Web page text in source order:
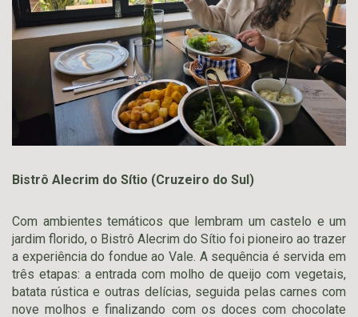
Bistrô Alecrim do Sítio (Cruzeiro do Sul)
Com ambientes temáticos que lembram um castelo e um
jardim florido, o Bistrô Alecrim do Sítio foi pioneiro ao trazer
a experiência do fondue ao Vale. A sequência é servida em
três etapas: a entrada com molho de queijo com vegetais,
batata rústica e outras delícias, seguida pelas carnes com
nove molhos e finalizando com os doces com chocolate